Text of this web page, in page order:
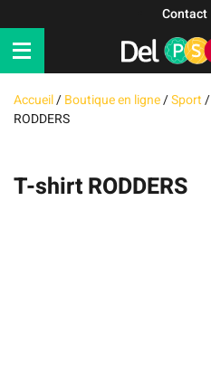
Contact
Accueil/Boutique en ligne/Sport/
RODDERS
T-shirt RODDERS